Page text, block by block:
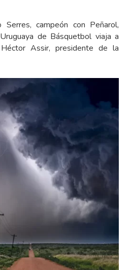
Serres, campeón con Peñarol,
de Básquetbol viaja a
Assir, presidente de la